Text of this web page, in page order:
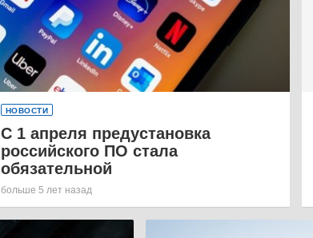
НОВОСТИ
С 1 апреля предустановка
российского ПО стала
обязательной
больше 5 лет назад